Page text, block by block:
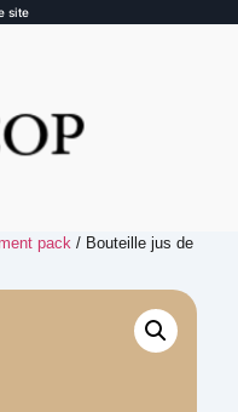
site
pack / Bouteille jus de